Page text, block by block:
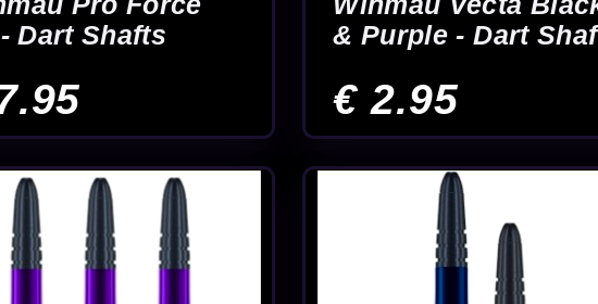
Winmau Vecta Zwart
Oranje - Dart Shafts
€ 2.95